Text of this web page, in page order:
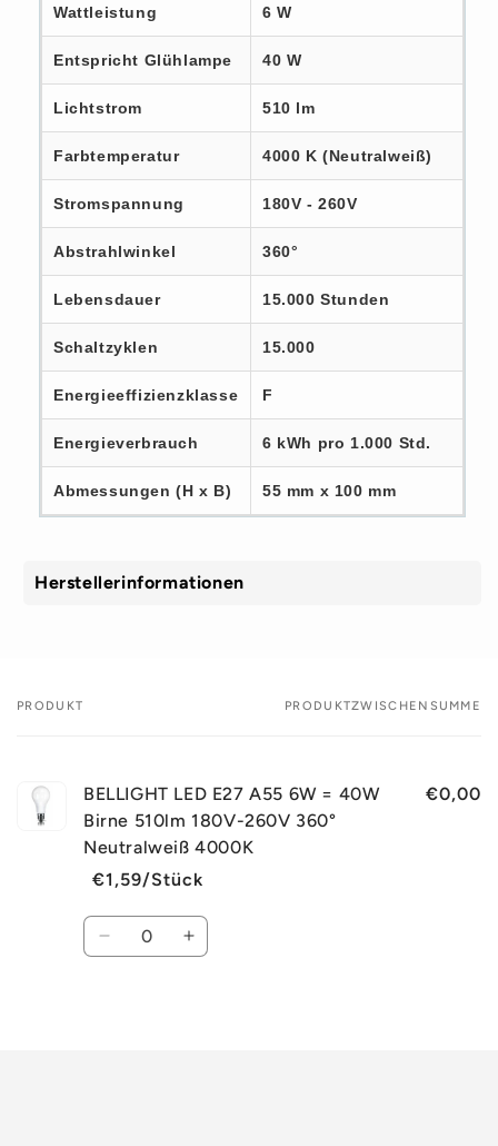
Wattleistung 6 W
Entspricht Glühlampe 40 W
Lichtstrom 510 lm
Farbtemperatur 4000 K (Neutralweiß)
Stromspannung 180V - 260V
Abstrahlwinkel 360°
Lebensdauer 15.000 Stunden
Schaltzyklen 15.000
Energieeffizienzklasse F
Energieverbrauch 6 kWh pro 1.000 Std.
Abmessungen (H x B) 55 mm x 100 mm
Herstellerinformationen
Dein
PRODUKT PRODUKTZWISCHENSUMME
BELLIGHT LED E27 A55 6W = 40W
Birne 510lm 180V-260V 360°
Neutralweiß 4000K
Normaler
Preis
Verkaufspreis
€1,59/Stück
€0,00
Anzahl
VerringereErhöhe